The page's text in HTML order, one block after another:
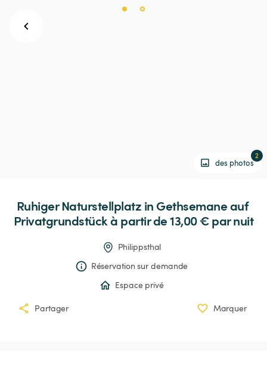
des photos
2
Ruhiger Naturstellplatz in Gethsemaneauf
Privatgrundstück à partir de 13,00 € par nuit
Philippsthal
Réservation sur demande
Espace privé
Partager Marquer